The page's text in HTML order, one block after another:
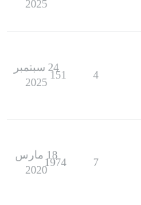
2025
4
151
24 سبتمبر
2025
7
1974
18 مارس
2020